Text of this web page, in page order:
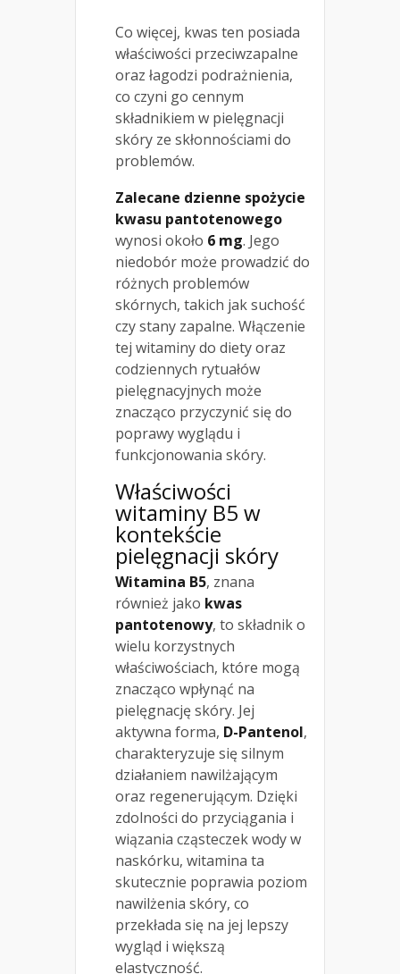
Co więcej, kwas ten posiada
właściwości przeciwzapalne
oraz łagodzi podrażnienia,
co czyni go cennym
składnikiem w pielęgnacji
skóry ze skłonnościami do
problemów.
Zalecane dzienne spożycie
kwasu pantotenowego
wynosi około 6 mg. Jego
niedobór może prowadzić do
różnych problemów
skórnych, takich jak suchość
czy stany zapalne. Włączenie
tej witaminy do diety oraz
codziennych rytuałów
pielęgnacyjnych może
znacząco przyczynić się do
poprawy wyglądu i
funkcjonowania skóry.
Właściwości
witaminy B5 w
kontekście
pielęgnacji skóry
Witamina B5, znana
również jako kwas
pantotenowy, to składnik o
wielu korzystnych
właściwościach, które mogą
znacząco wpłynąć na
pielęgnację skóry. Jej
aktywna forma, D-Pantenol,
charakteryzuje się silnym
działaniem nawilżającym
oraz regenerującym. Dzięki
zdolności do przyciągania i
wiązania cząsteczek wody w
naskórku, witamina ta
skutecznie poprawia poziom
nawilżenia skóry, co
przekłada się na jej lepszy
wygląd i większą
elastyczność.